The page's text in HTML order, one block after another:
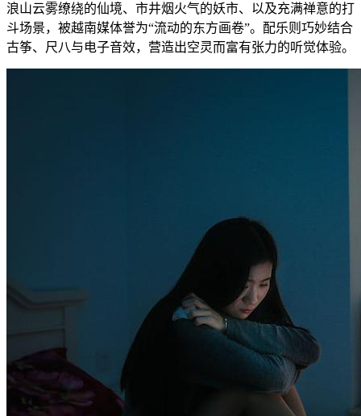
浪山云雾缭绕的仙境、市井烟火气的妖市、以及充满禅意的打
斗场景，被越南媒体誉为“流动的东方画卷”。配乐则巧妙结合
古筝、尺八与电子音效，营造出空灵而富有张力的听觉体验。